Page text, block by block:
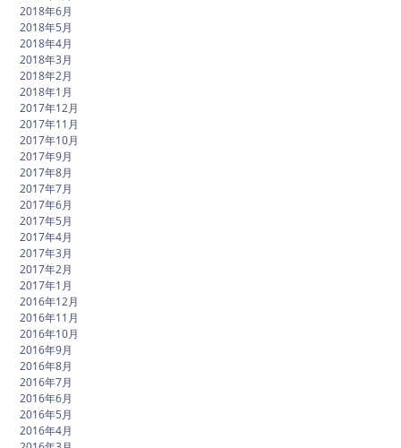
2018年6月
2018年5月
2018年4月
2018年3月
2018年2月
2018年1月
2017年12月
2017年11月
2017年10月
2017年9月
2017年8月
2017年7月
2017年6月
2017年5月
2017年4月
2017年3月
2017年2月
2017年1月
2016年12月
2016年11月
2016年10月
2016年9月
2016年8月
2016年7月
2016年6月
2016年5月
2016年4月